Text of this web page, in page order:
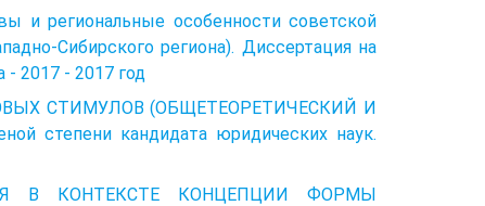
региональные особенности советской
Сибирского региона). Диссертация на
- 2017 - 2017 год
СТИМУЛОВ (ОБЩЕТЕОРЕТИЧЕСКИЙ И
степени кандидата юридических наук.
В КОНТЕКСТЕ КОНЦЕПЦИИ ФОРМЫ